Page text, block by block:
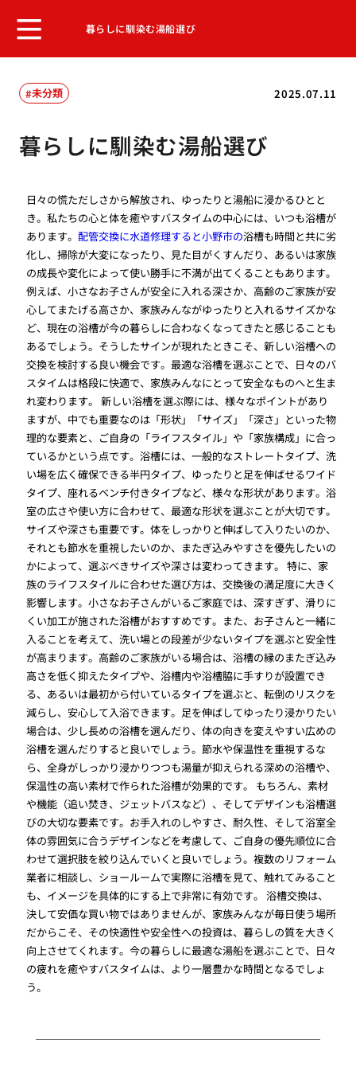
暮らしに馴染む湯船選び
2025.07.11
未分類
暮らしに馴染む湯船選び
日々の慌ただしさから解放され、ゆったりと湯船に浸かるひとと
き。私たちの心と体を癒やすバスタイムの中心には、いつも浴槽が
あります。配管交換に水道修理すると小野市の浴槽も時間と共に劣
化し、掃除が大変になったり、見た目がくすんだり、あるいは家族
の成長や変化によって使い勝手に不満が出てくることもあります。
例えば、小さなお子さんが安全に入れる深さか、高齢のご家族が安
心してまたげる高さか、家族みんながゆったりと入れるサイズかな
ど、現在の浴槽が今の暮らしに合わなくなってきたと感じることも
あるでしょう。そうしたサインが現れたときこそ、新しい浴槽への
交換を検討する良い機会です。最適な浴槽を選ぶことで、日々のバ
スタイムは格段に快適で、家族みんなにとって安全なものへと生ま
れ変わります。 新しい浴槽を選ぶ際には、様々なポイントがあり
ますが、中でも重要なのは「形状」「サイズ」「深さ」といった物
理的な要素と、ご自身の「ライフスタイル」や「家族構成」に合っ
ているかという点です。浴槽には、一般的なストレートタイプ、洗
い場を広く確保できる半円タイプ、ゆったりと足を伸ばせるワイド
タイプ、座れるベンチ付きタイプなど、様々な形状があります。浴
室の広さや使い方に合わせて、最適な形状を選ぶことが大切です。
サイズや深さも重要です。体をしっかりと伸ばして入りたいのか、
それとも節水を重視したいのか、またぎ込みやすさを優先したいの
かによって、選ぶべきサイズや深さは変わってきます。 特に、家
族のライフスタイルに合わせた選び方は、交換後の満足度に大きく
影響します。小さなお子さんがいるご家庭では、深すぎず、滑りに
くい加工が施された浴槽がおすすめです。また、お子さんと一緒に
入ることを考えて、洗い場との段差が少ないタイプを選ぶと安全性
が高まります。高齢のご家族がいる場合は、浴槽の縁のまたぎ込み
高さを低く抑えたタイプや、浴槽内や浴槽脇に手すりが設置でき
る、あるいは最初から付いているタイプを選ぶと、転倒のリスクを
減らし、安心して入浴できます。足を伸ばしてゆったり浸かりたい
場合は、少し長めの浴槽を選んだり、体の向きを変えやすい広めの
浴槽を選んだりすると良いでしょう。節水や保温性を重視するな
ら、全身がしっかり浸かりつつも湯量が抑えられる深めの浴槽や、
保温性の高い素材で作られた浴槽が効果的です。 もちろん、素材
や機能（追い焚き、ジェットバスなど）、そしてデザインも浴槽選
びの大切な要素です。お手入れのしやすさ、耐久性、そして浴室全
体の雰囲気に合うデザインなどを考慮して、ご自身の優先順位に合
わせて選択肢を絞り込んでいくと良いでしょう。複数のリフォーム
業者に相談し、ショールームで実際に浴槽を見て、触れてみること
も、イメージを具体的にする上で非常に有効です。 浴槽交換は、
決して安価な買い物ではありませんが、家族みんなが毎日使う場所
だからこそ、その快適性や安全性への投資は、暮らしの質を大きく
向上させてくれます。今の暮らしに最適な湯船を選ぶことで、日々
の疲れを癒やすバスタイムは、より一層豊かな時間となるでしょ
う。